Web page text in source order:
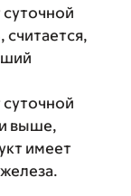
считается,
выше,
имеет